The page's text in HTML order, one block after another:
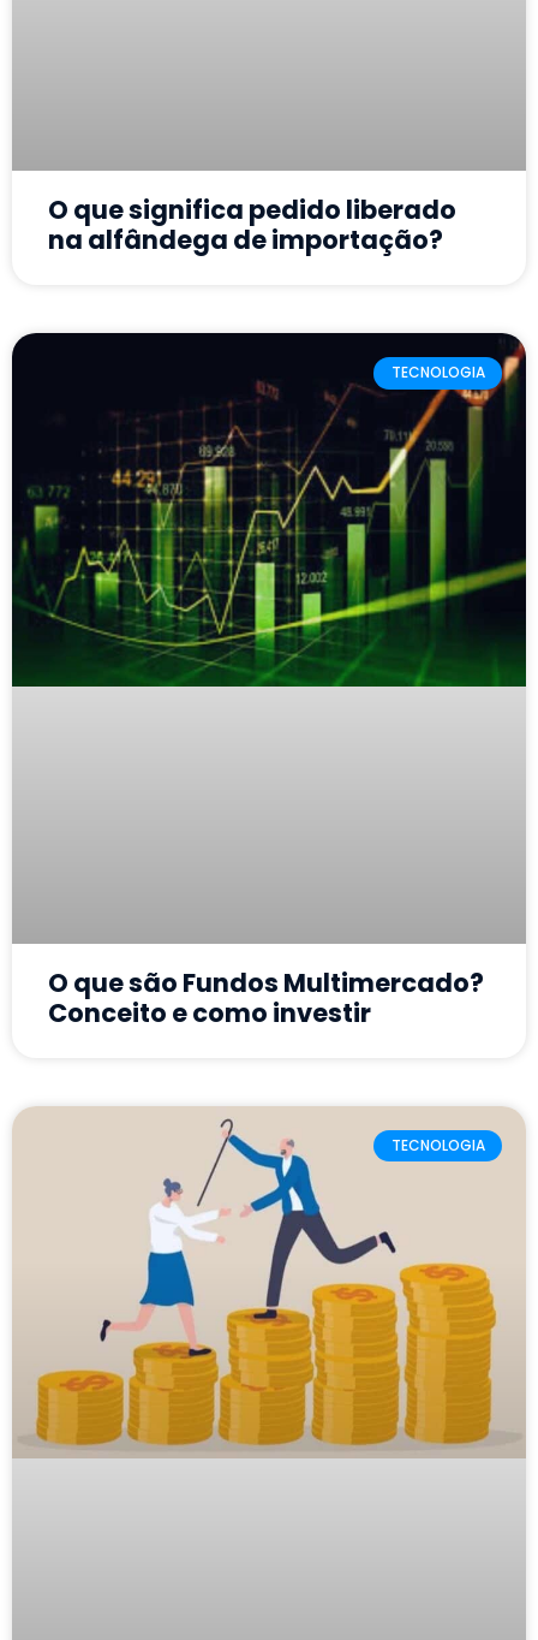
O que significa pedido liberado
na alfândega de importação?
TECNOLOGIA
O que são Fundos Multimercado?
Conceito e como investir
TECNOLOGIA